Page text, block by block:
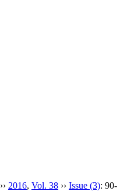
›› 2016, Vol. 38 ›› Issue (3): 90-